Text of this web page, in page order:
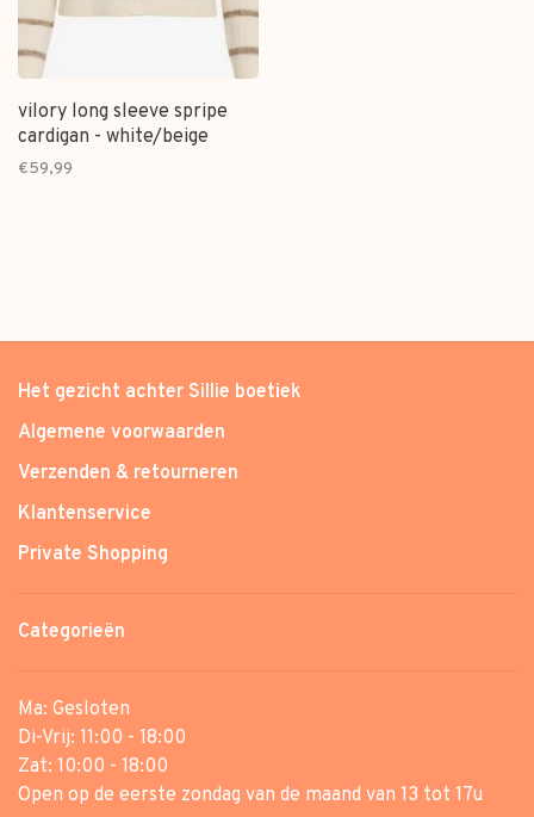
vilory long sleeve spripe
cardigan - white/beige
€59,99
Het gezicht achter Sillie boetiek
Algemene voorwaarden
Verzenden & retourneren
Klantenservice
Private Shopping
Categorieën
Ma: Gesloten
Di-Vrij: 11:00 - 18:00
Zat: 10:00 - 18:00
Open op de eerste zondag van de maand van 13 tot 17u